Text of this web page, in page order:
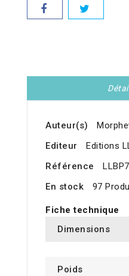
Auteur(s)
Editeur
Editions
Référence
En stock
97
Fiche technique
Dimensions
Poids